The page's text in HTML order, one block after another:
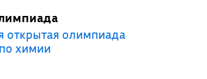
открытая олимпиада
химии